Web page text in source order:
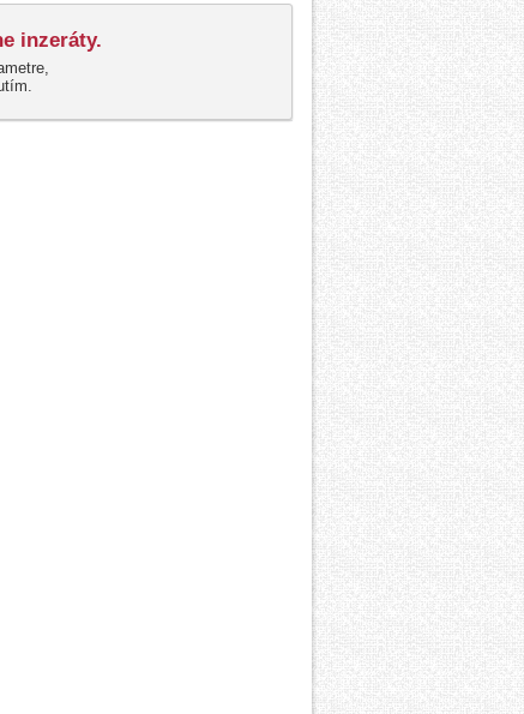
inzeráty.